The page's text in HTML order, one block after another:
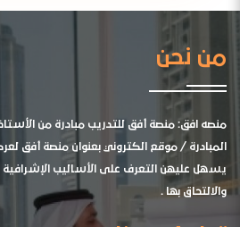
من نحن
منصه افق: منصة أفق للتدريب مبادرة من
المبادرة / موقع الكتروني بعنوان منصة أفق
يسهل عليهن التعرف على الأساليب
والالتحاق بها .